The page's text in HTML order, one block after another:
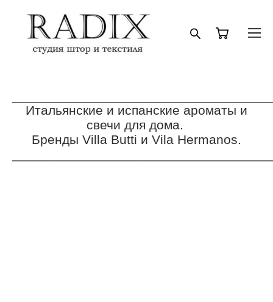
Итальянские и испанские ароматы и
свечи для дома.
Бренды Villa Butti и Vila Hermanos.